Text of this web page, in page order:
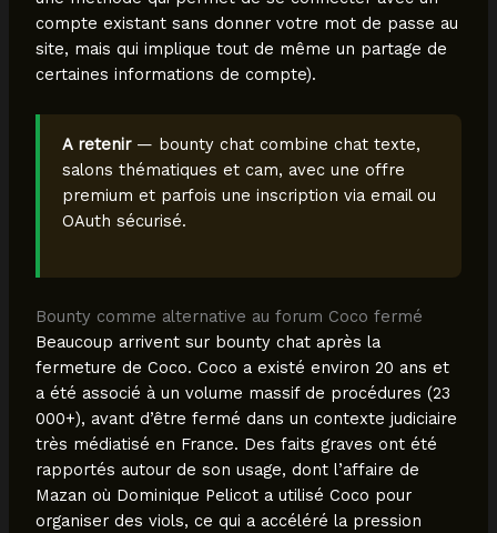
compte existant sans donner votre mot de passe au
site, mais qui implique tout de même un partage de
certaines informations de compte).
A retenir— bounty chat combine chat texte,
salons thématiques et cam, avec une offre
premium et parfois une inscription via email ou
OAuth sécurisé.
Bounty comme alternative au forum Coco fermé
Beaucoup arrivent sur bounty chat après la
fermeture de Coco. Coco a existé environ 20 ans et
a été associé à un volume massif de procédures (23
000+), avant d’être fermé dans un contexte judiciaire
très médiatisé en France. Des faits graves ont été
rapportés autour de son usage, dont l’affaire de
Mazan où Dominique Pelicot a utilisé Coco pour
organiser des viols, ce qui a accéléré la pression